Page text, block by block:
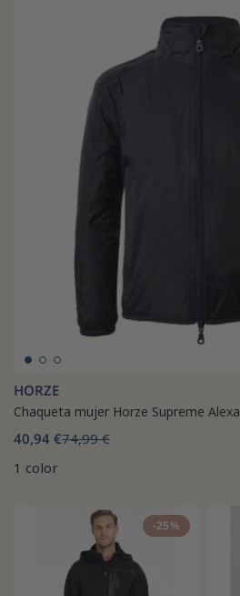
HORZE
Chaqueta mujer Horze Supreme Alexa
40,94 €74,99 €
1 color
-25%